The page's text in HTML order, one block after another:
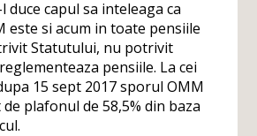
duce capul sa inteleaga ca
este si acum in toate pensiile
Statutului, nu potrivit
pensiile. La cei
15 sept 2017 sporul OMM
plafonul de 58,5% din baza